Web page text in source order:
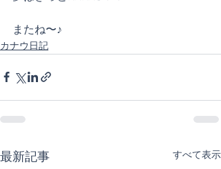
またね〜♪
カナウ日記
最新記事 すべて表示